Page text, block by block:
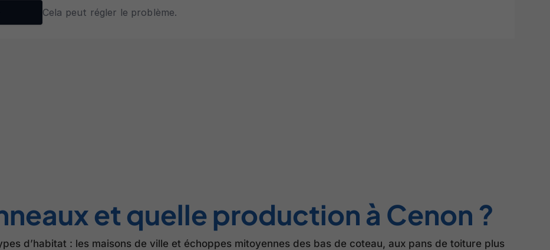
et quelle production à Cenon ?
d’habitat : les maisons de ville et échoppes mitoyennes des bas de coteau, aux pans de toiture plus